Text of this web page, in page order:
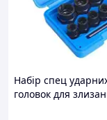
Набір спец
головок для